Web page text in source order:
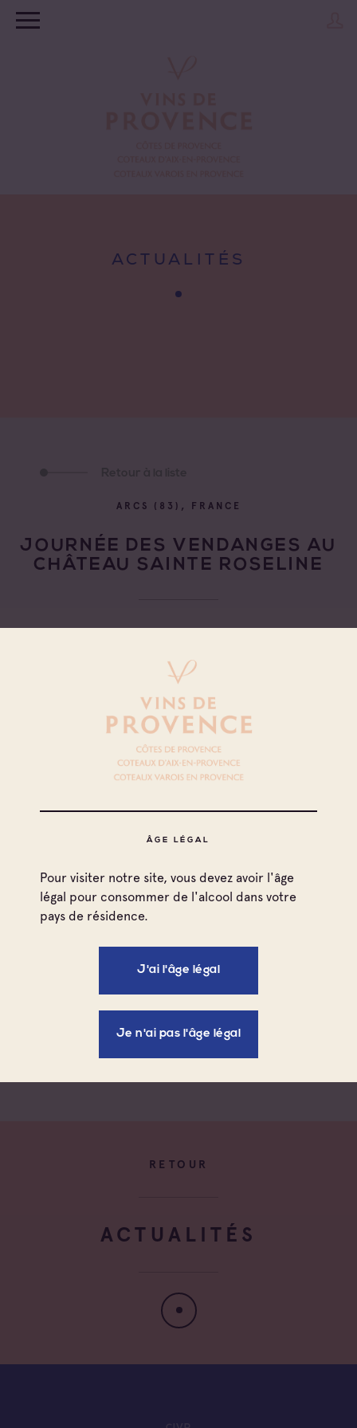
ÂGE LÉGAL
Pour visiter notre site, vous devez avoir l'âge
légal pour consommer de l'alcool dans votre
pays de résidence.
J'ai l'âge légal
Je n'ai pas l'âge légal
ACTUALITÉS
ARCS (83), FRANCE
JOURNÉE DES VENDANGES AU
CHÂTEAU SAINTE ROSELINE
septembre 2019
Télécharger le flyer
RETOUR
ACTUALITÉS